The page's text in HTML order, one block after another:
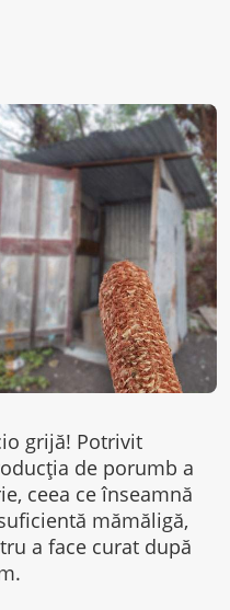
grijă! Potrivit
de porumb a
ceea ce înseamnă
mămăligă,
a face curat după